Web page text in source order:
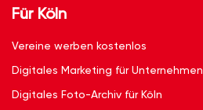
Für Köln
Vereine werben kostenlos
Digitales Marketing für Unternehmen
Digitales Foto-Archiv für Köln